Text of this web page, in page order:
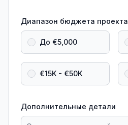
Диапазон бюджета проекта
До €5,000
€15K - €50K
Дополнительные детали